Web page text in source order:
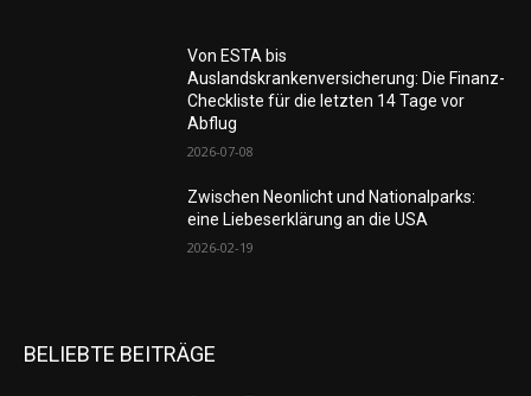
Von ESTA bis
Auslandskrankenversicherung: Die Finanz-
Checkliste für die letzten 14 Tage vor
Abflug
2026-07-08
Zwischen Neonlicht und Nationalparks:
eine Liebeserklärung an die USA
2026-02-19
BELIEBTE BEITRÄGE